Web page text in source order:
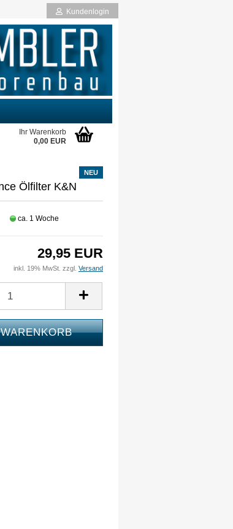
Kundenlogin
Ihr Warenkorb
0,00 EUR
NEU
Ölfilter K&N
ca. 1 Woche
29,95 EUR
inkl. 19% MwSt. zzgl. Versand